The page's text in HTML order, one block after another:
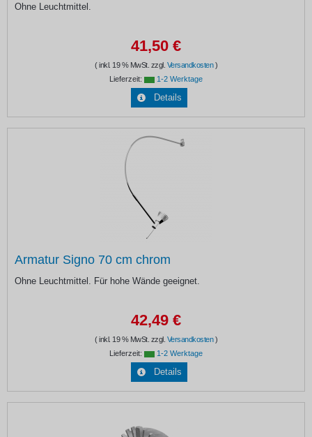
Ohne Leuchtmittel.
41,50 €
( inkl. 19 % MwSt. zzgl. Versandkosten)
Lieferzeit:
1-2 Werktage
Details
Armatur Signo 70 cm chrom
Ohne Leuchtmittel. Für hohe Wände geeignet.
42,49 €
( inkl. 19 % MwSt. zzgl. Versandkosten)
Lieferzeit:
1-2 Werktage
Details